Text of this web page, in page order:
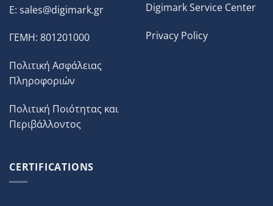
E: sales@digimark.gr
ΓΕΜΗ: 801201000
Πολιτική Ασφάλειας
Πληροφοριών
Πολιτική Ποιότητας και
Περιβάλλοντος
Digimark Service Center
Privacy Policy
CERTIFICATIONS